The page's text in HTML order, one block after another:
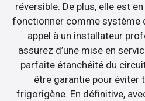
réversible. De plus, elle est
fonctionner comme système
appel à un installateur
assurez d’une mise en
parfaite étanchéité du
être garantie pour éviter
frigorigène. En définitive,